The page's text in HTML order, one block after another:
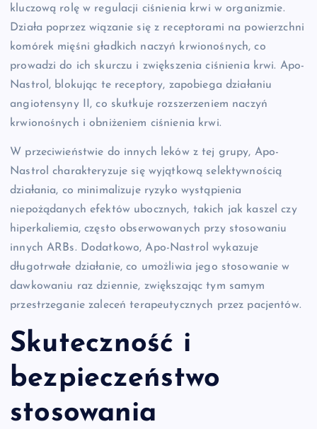
kluczową rolę w regulacji ciśnienia krwi w organizmie.
Działa poprzez wiązanie się z receptorami na powierzchni
komórek mięśni gładkich naczyń krwionośnych, co
prowadzi do ich skurczu i zwiększenia ciśnienia krwi. Apo-
Nastrol, blokując te receptory, zapobiega działaniu
angiotensyny II, co skutkuje rozszerzeniem naczyń
krwionośnych i obniżeniem ciśnienia krwi.
W przeciwieństwie do innych leków z tej grupy, Apo-
Nastrol charakteryzuje się wyjątkową selektywnością
działania, co minimalizuje ryzyko wystąpienia
niepożądanych efektów ubocznych, takich jak kaszel czy
hiperkaliemia, często obserwowanych przy stosowaniu
innych ARBs. Dodatkowo, Apo-Nastrol wykazuje
długotrwałe działanie, co umożliwia jego stosowanie w
dawkowaniu raz dziennie, zwiększając tym samym
przestrzeganie zaleceń terapeutycznych przez pacjentów.
Skuteczność i
bezpieczeństwo
stosowania